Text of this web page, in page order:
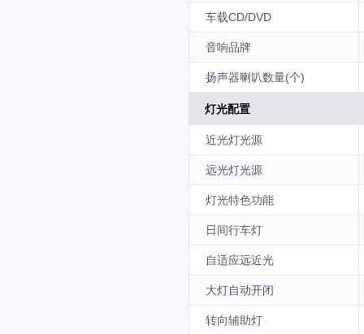
车载CD/DVD
音响品牌
扬声器喇叭数量(个)
灯光配置
近光灯光源
远光灯光源
灯光特色功能
日间行车灯
自适应远近光
大灯自动开闭
转向辅助灯